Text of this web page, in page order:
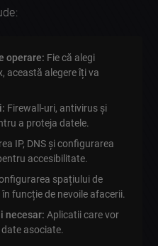
operare: Fie că alegi
această alegere îți va
Firewall-uri, antivirus și
a proteja datele.
IP, DNS și configurarea
accesibilitate.
spațiului de
funcție de nevoile afacerii.
necesar: Aplicatii care vor
date asociate.